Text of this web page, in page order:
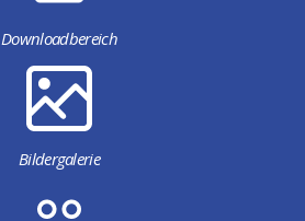
Downloadbereich
Bildergalerie